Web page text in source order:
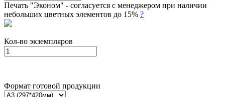
Печать "Эконом" - согласуется с менеджером при наличии
небольших цветных элементов до 15% ?
Кол-во экземпляров
Формат готовой продукции